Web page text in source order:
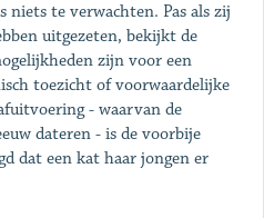
niets te verwachten. Pas als zij
uitgezeten, bekijkt de
zijn voor een
toezicht of voorwaardelijke
- waarvan de
dateren - is de voorbije
dat een kat haar jongen er